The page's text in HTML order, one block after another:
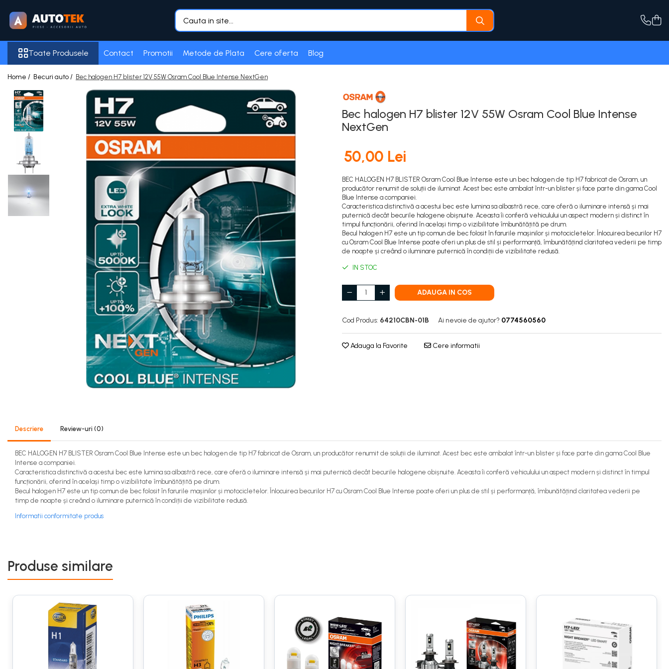
Accesorii Auto
Frigider auto
Senzori de Parcare
Acumulatori
100 Ah
105 Ah
12 Ah
18 Ah
Antigel
Antigel G11
Antigel G12
Antigel G12++
Antigel G13
Antigel VERDE
DOT 4
Becuri LED
Toate Produsele Contact Promotii Metode de Plata Cere oferta Blog
Home / Becuri auto / Bec halogen H7 blister 12V 55W Osram Cool Blue Intense NextGen
Bec halogen H7 blister 12V 55W Osram Cool Blue Intense
NextGen
50,00 Lei
BEC HALOGEN H7 BLISTER Osram Cool Blue Intense este un bec halogen de tip H7 fabricat de Osram, un
producător renumit de soluții de iluminat. Acest bec este ambalat într-un blister și face parte din gama Cool
Blue Intense a companiei.
Caracteristica distinctivă a acestui bec este lumina sa albastră rece, care oferă o iluminare intensă și mai
puternică decât becurile halogene obișnuite. Aceasta îi conferă vehiculului un aspect modern și distinct în
timpul funcționării, oferind în același timp o vizibilitate îmbunătățită pe drum.
Becul halogen H7 este un tip comun de bec folosit în farurile mașinilor și motocicletelor. Înlocuirea becurilor H7
cu Osram Cool Blue Intense poate oferi un plus de stil și performanță, îmbunătățind claritatea vederii pe timp
de noapte și creând o iluminare puternică în condiții de vizibilitate redusă.
IN STOC
ADAUGA IN COS
Cod Produs: 64210CBN-01B Ai nevoie de ajutor? 0774560560
Adauga la Favorite Cere informatii
Descriere Review-uri (0)
BEC HALOGEN H7 BLISTER Osram Cool Blue Intense este un bec halogen de tip H7 fabricat de Osram, un producător renumit de soluții de iluminat. Acest bec este ambalat într-un blister și face parte din gama Cool Blue
Intense a companiei.
Caracteristica distinctivă a acestui bec este lumina sa albastră rece, care oferă o iluminare intensă și mai puternică decât becurile halogene obișnuite. Aceasta îi conferă vehiculului un aspect modern și distinct în timpul
funcționării, oferind în același timp o vizibilitate îmbunătățită pe drum.
Becul halogen H7 este un tip comun de bec folosit în farurile mașinilor și motocicletelor. Înlocuirea becurilor H7 cu Osram Cool Blue Intense poate oferi un plus de stil și performanță, îmbunătățind claritatea vederii pe
timp de noapte și creând o iluminare puternică în condiții de vizibilitate redusă.
Informatii conformitate produs
Produse similare